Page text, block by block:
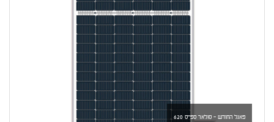
פאנל החודש - סולאר ספייס 620